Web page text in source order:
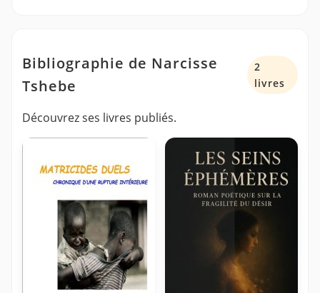
Bibliographie de Narcisse
Tshebe
2
livres
Découvrez ses livres publiés.